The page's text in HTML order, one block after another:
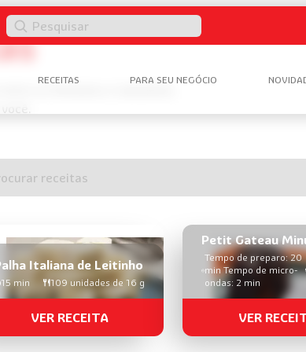
Pesquisar
RECEITAS PARA SEU NEGÓCIO
Italiana de Leitinho
15 min 109 unidades de 16 g
VER RECEITA
Petit Gateau
Tempo de preparo: 20
min Tempo de micro-
ondas: 2 min
VER